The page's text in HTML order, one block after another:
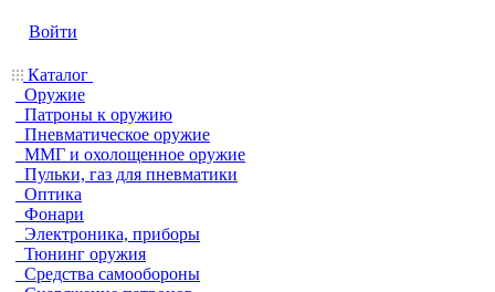
Войти
Каталог
Оружие
Патроны к оружию
Пневматическое оружие
ММГ и охолощенное оружие
Пульки, газ для пневматики
Оптика
Фонари
Электроника, приборы
Тюнинг оружия
Средства самообороны